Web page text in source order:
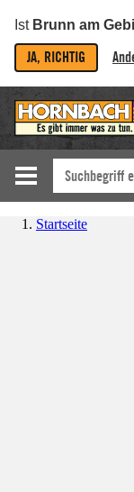
Ist Brunn am
JA, RICHTIG
Startseite